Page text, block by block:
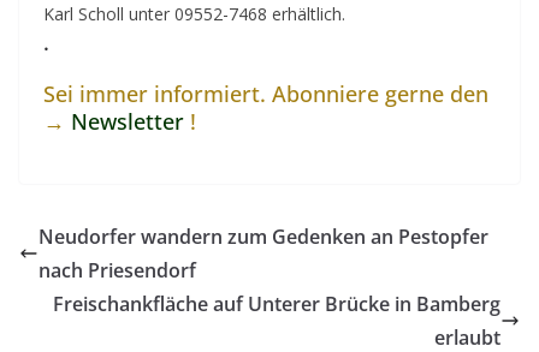
Karl Scholl unter 09552-7468 erhältlich.
.
Sei immer informiert. Abonniere gerne den
→ Newsletter !
Neudorfer wandern zum Gedenken an Pestopfer
nach Priesendorf
Freischankfläche auf Unterer Brücke in Bamberg
erlaubt